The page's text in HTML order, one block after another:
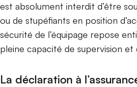
est absolument interdit d’être
ou de stupéfiants en position
sécurité de l’équipage repose
pleine capacité de supervision et
La déclaration à